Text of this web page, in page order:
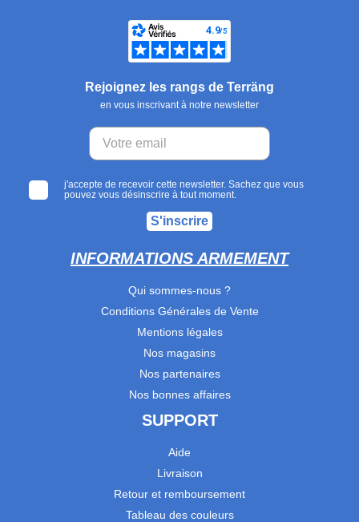
Rejoignez les rangs de Terräng
en vous inscrivant à notre newsletter
j'accepte de recevoir cette newsletter. Sachez que vous
pouvez vous désinscrire à tout moment.
S'inscrire
INFORMATIONS ARMEMENT
Qui sommes-nous ?
Conditions Générales de Vente
Mentions légales
Nos magasins
Nos partenaires
Nos bonnes affaires
SUPPORT
Aide
Livraison
Retour et remboursement
Tableau des couleurs